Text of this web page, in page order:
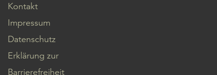
Kontakt
Impressum
Datenschutz
Erklärung zur
Barrierefreiheit